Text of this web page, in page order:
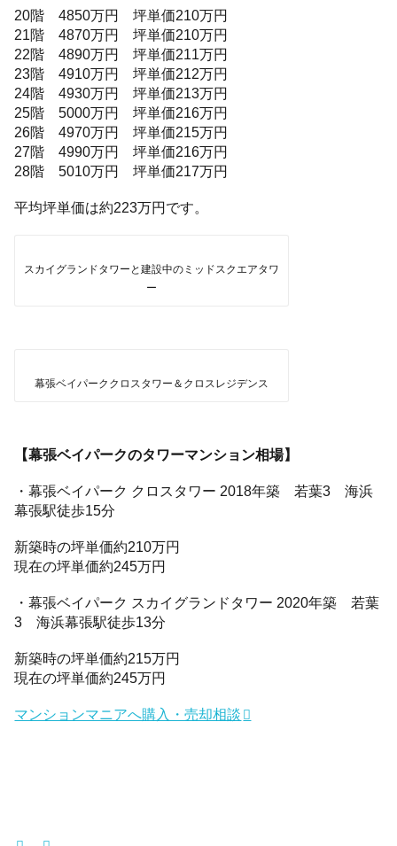
20階 4850万円 坪単価210万円
21階 4870万円 坪単価210万円
22階 4890万円 坪単価211万円
23階 4910万円 坪単価212万円
24階 4930万円 坪単価213万円
25階 5000万円 坪単価216万円
26階 4970万円 坪単価215万円
27階 4990万円 坪単価216万円
28階 5010万円 坪単価217万円
平均坪単価は約223万円です。
スカイグランドタワーと建設中のミッドスクエアタワ
ー
幕張ベイパーククロスタワー＆クロスレジデンス
【幕張ベイパークのタワーマンション相場】
・幕張ベイパーク クロスタワー 2018年築 若葉3 海浜
幕張駅徒歩15分
新築時の坪単価約210万円
現在の坪単価約245万円
・幕張ベイパーク スカイグランドタワー 2020年築 若葉
3 海浜幕張駅徒歩13分
新築時の坪単価約215万円
現在の坪単価約245万円
マンションマニアへ購入・売却相談